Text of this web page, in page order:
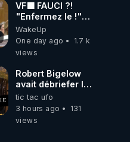
VF🟩 FAUCI ?!
"Enfermez le !"
(Lock him up!) -
Quartz Traduction
WakeUp
One day ago
1.7 k
views
Robert Bigelow
avait débriefer le
pédophile
génocidaire de
donald j trump
tic tac ufo
3 hours ago
131
views